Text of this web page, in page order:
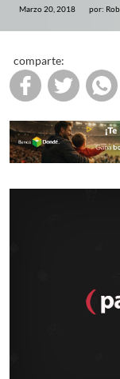
Marzo 20, 2018 por:
comparte: